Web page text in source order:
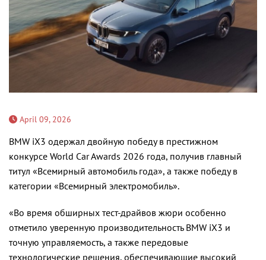
April 09, 2026
BMW iX3 одержал двойную победу в престижном
конкурсе World Car Awards 2026 года, получив главный
титул «Всемирный автомобиль года», а также победу в
категории «Всемирный электромобиль».
«Во время обширных тест-драйвов жюри особенно
отметило уверенную производительность BMW iX3 и
точную управляемость, а также передовые
технологические решения, обеспечивающие высокий